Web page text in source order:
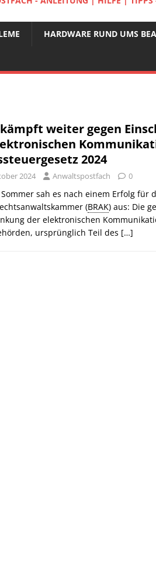
HARDWARE RUND UMS BEA
kämpft weiter gegen
2024
2024 Anwaltspostfach 0
sah es nach einem Erfolg für
(BRAK) aus: Die
der elektronischen
ursprünglich Teil des […]